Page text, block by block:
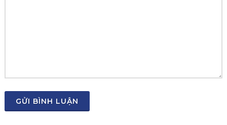
GỬI BÌNH LUẬN